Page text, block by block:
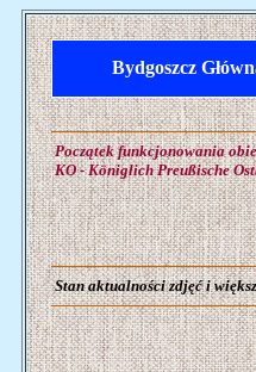
Bydgoszcz
Początek funkcjonowania
KO - Königlich Preußische
Stan aktualności zdjęć i